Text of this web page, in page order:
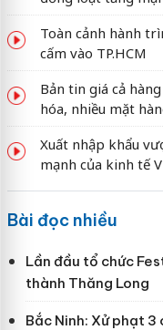
Toàn cảnh hành
cấm vào TP.HCM
Bản tin giá cả
hóa, nhiều mặt
Xuất nhập khẩu
mạnh của kinh tế
Bài đọc nhiều
Lần đầu tổ chức
thành Thăng Long
Bắc Ninh: Xử phạt 3